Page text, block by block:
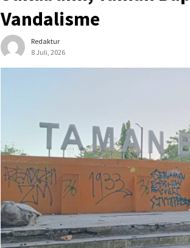
Vandalisme
Redaktur
8 Juli, 2026